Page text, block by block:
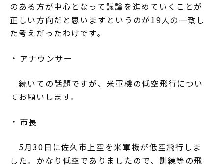
のある方が中心となって議論を進めていくことが
正しい方向だと思いますというのが19人の一致し
た考えだったわけです。
アナウンサー
続いての話題ですが、米軍機の低空飛行につい
てお願いします。
市長
5月30日に佐久市上空を米軍機が低空飛行しま
した。かなり低空でありましたので、訓練等の飛